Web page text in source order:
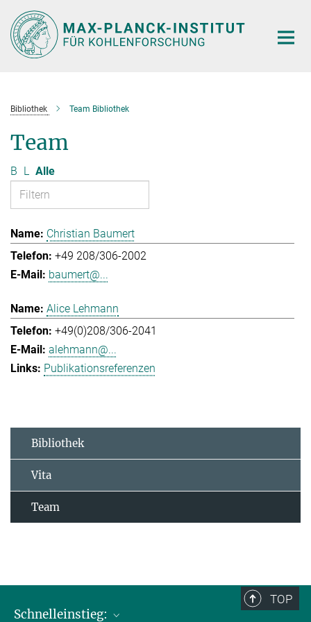
Hauptinhalt
Bibliothek Team Bibliothek
Team
B L Alle
Christian Baumert
+49 208/306-2002
baumert@...
Alice Lehmann
+49(0)208/306-2041
alehmann@...
Publikationsreferenzen
Bibliothek
Vita
Team
TOP
Schnelleinstieg: